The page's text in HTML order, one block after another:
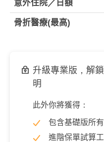
意外住院／日額
骨折醫療(最高)
升級專業版，解
明
此外你將獲得：
包含基礎版所
進階保單試算